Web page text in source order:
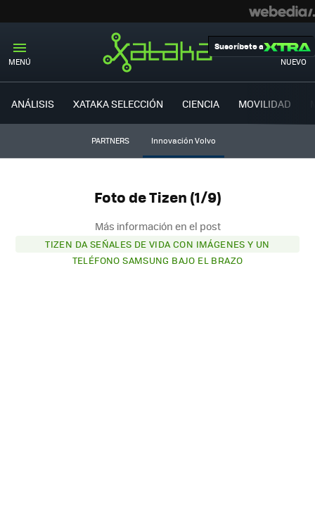
MENÚ NUEVO
Suscríbete a
ANÁLISIS XATAKA SELECCIÓN CIENCIA MOVILIDAD
PARTNERS Innovación Volvo
Foto de Tizen (1/9)
Más información en el post
TIZEN DA SEÑALES DE VIDA CON IMÁGENES Y UN
TELÉFONO SAMSUNG BAJO EL BRAZO